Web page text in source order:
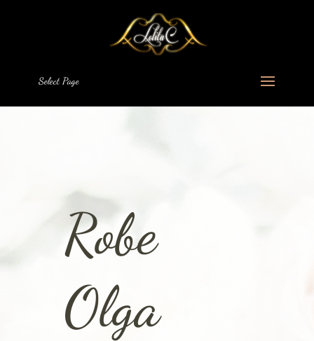
Select Page
Robe
Olga